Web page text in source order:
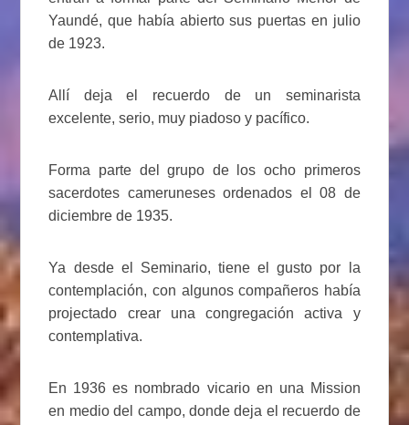
Yaundé, que había abierto sus puertas en julio
de 1923.
Allí deja el recuerdo de un seminarista
excelente, serio, muy piadoso y pacífico.
Forma parte del grupo de los ocho primeros
sacerdotes cameruneses ordenados el 08 de
diciembre de 1935.
Ya desde el Seminario, tiene el gusto por la
contemplación, con algunos compañeros había
projectado crear una congregación activa y
contemplativa.
En 1936 es nombrado vicario en una Mission
en medio del campo, donde deja el recuerdo de